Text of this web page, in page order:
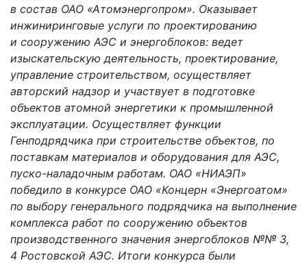
в состав ОАО «Атомэнергопром». Оказывает
инжиниринговые услуги по проектированию
и сооружению АЭС и энергоблоков: ведет
изыскательскую деятельность, проектирование,
управление строительством, осуществляет
авторский надзор и участвует в подготовке
объектов атомной энергетики к промышленной
эксплуатации. Осуществляет функции
Генподрядчика при строительстве объектов, по
поставкам материалов и оборудования для АЭС,
пуско-наладочным работам. ОАО «НИАЭП»
победило в конкурсе ОАО «Концерн «Энергоатом»
по выбору генерального подрядчика на выполнение
комплекса работ по сооружению объектов
производственного значения энергоблоков №№ 3,
4 Ростовской АЭС. Итоги конкурса были